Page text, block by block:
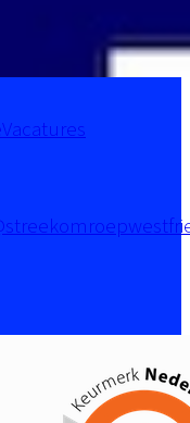
Vacatures